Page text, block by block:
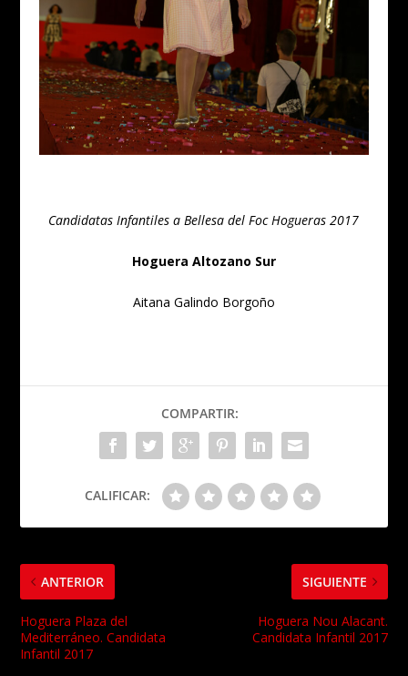
Candidatas Infantiles a Bellesa del Foc Hogueras 2017
Hoguera Altozano Sur
Aitana Galindo Borgoño
COMPARTIR:
CALIFICAR:
ANTERIOR
Hoguera Plaza del
Mediterráneo. Candidata
Infantil 2017
SIGUIENTE
Hoguera Nou Alacant.
Candidata Infantil 2017